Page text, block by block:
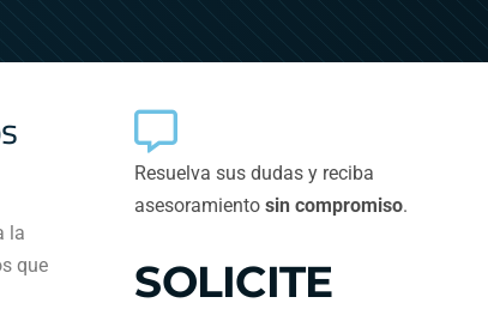
la
que
Resuelva sus dudas y reciba
asesoramientosin compromiso.
SOLICITE